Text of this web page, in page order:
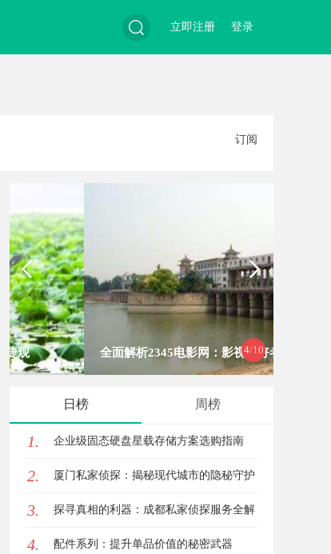
登录
立即注册
订阅
4/10
全面解析2345电影网：影视爱好者的
日榜 周榜
1. 企业级固态硬盘星载存储方案选购指南
2. 厦门私家侦探：揭秘现代城市的隐秘守护
者
3. 探寻真相的利器：成都私家侦探服务全解
析
4. 配件系列：提升单品价值的秘密武器